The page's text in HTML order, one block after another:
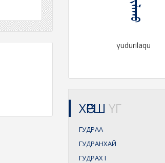
γudurilaqu
ХӨРШ ҮГ
ГУДРАА
ГУДРАНХАЙ
ГУДРАХI